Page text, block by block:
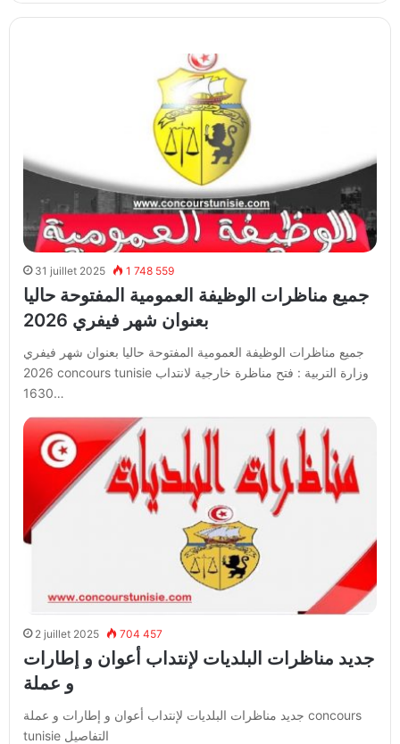
31 juillet 2025 1 748 559
جميع مناظرات الوظيفة العمومية المفتوحة حاليا
بعنوان شهر فيفري 2026
جميع مناظرات الوظيفة العمومية المفتوحة حاليا بعنوان شهر فيفري
2026 concours tunisie وزارة التربية : فتح مناظرة خارجية لانتداب
1630…
2 juillet 2025 704 457
جديد مناظرات البلديات لإنتداب أعوان و إطارات
و عملة
جديد مناظرات البلديات لإنتداب أعوان و إطارات و عملة concours
tunisie التفاصيل